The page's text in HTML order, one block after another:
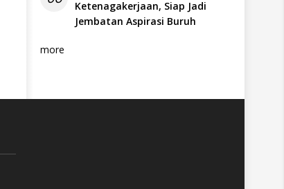
Ketenagakerjaan, Siap Jadi
Jembatan Aspirasi Buruh
more